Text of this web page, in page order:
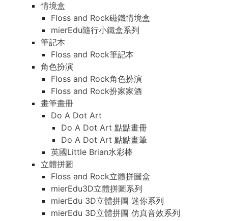
情境盒
Floss and Rock磁鐵情境盒
mierEdu隨行小鐵盒系列
筆記本
Floss and Rock筆記本
角色扮演
Floss and Rock角色扮演
Floss and Rock扮家家酒
畫筆畫冊
Do A Dot Art
Do A Dot Art 點點畫冊
Do A Dot Art 點點畫筆
英國Little Brian水彩棒
立體拼圖
Floss and Rock立體拼圖盒
mierEdu3D立體拼圖系列
mierEdu 3D立體拼圖 迷你系列
mierEdu 3D立體拼圖 仿真音效系列